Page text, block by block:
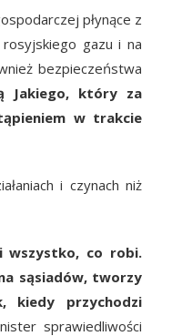
płynące z
gazu i na
bezpieczeństwa
Jakiego, który za
w trakcie
i czynach niż
wszystko, co robi.
sąsiadów, tworzy
kiedy przychodzi
sprawiedliwości